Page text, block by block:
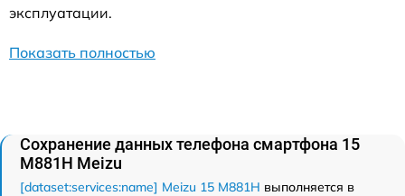
эксплуатации.
Показать полностью
Сохранение данных телефона смартфона 15
M881H Meizu
[dataset:services:name] Meizu 15 M881H выполняется в